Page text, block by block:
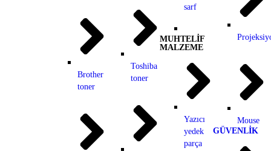
Brother
toner
Toshiba
toner
sarf
MUHTELİF
MALZEME
Yazıcı
yedek
parça
Mouse
GÜVENLİK